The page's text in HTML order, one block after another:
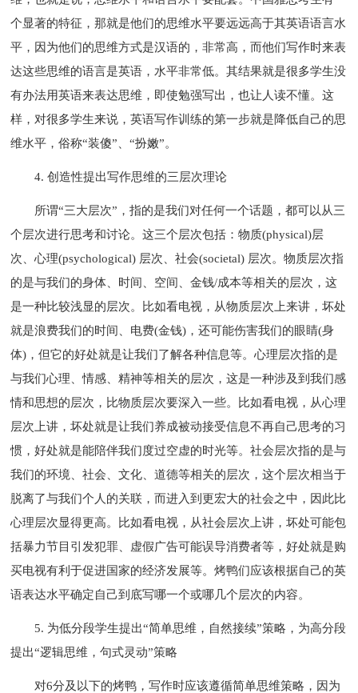
个显著的特征，那就是他们的思维水平要远远高于其英语语言水
平，因为他们的思维方式是汉语的，非常高，而他们写作时来表
达这些思维的语言是英语，水平非常低。其结果就是很多学生没
有办法用英语来表达思维，即使勉强写出，也让人读不懂。这
样，对很多学生来说，英语写作训练的第一步就是降低自己的思
维水平，俗称“装傻”、“扮嫩”。
4. 创造性提出写作思维的三层次理论
所谓“三大层次”，指的是我们对任何一个话题，都可以从三
个层次进行思考和讨论。这三个层次包括：物质(physical)层
次、心理(psychological) 层次、社会(societal) 层次。物质层次指
的是与我们的身体、时间、空间、金钱/成本等相关的层次，这
是一种比较浅显的层次。比如看电视，从物质层次上来讲，坏处
就是浪费我们的时间、电费(金钱)，还可能伤害我们的眼睛(身
体)，但它的好处就是让我们了解各种信息等。心理层次指的是
与我们心理、情感、精神等相关的层次，这是一种涉及到我们感
情和思想的层次，比物质层次要深入一些。比如看电视，从心理
层次上讲，坏处就是让我们养成被动接受信息不再自己思考的习
惯，好处就是能陪伴我们度过空虚的时光等。社会层次指的是与
我们的环境、社会、文化、道德等相关的层次，这个层次相当于
脱离了与我们个人的关联，而进入到更宏大的社会之中，因此比
心理层次显得更高。比如看电视，从社会层次上讲，坏处可能包
括暴力节目引发犯罪、虚假广告可能误导消费者等，好处就是购
买电视有利于促进国家的经济发展等。烤鸭们应该根据自己的英
语表达水平确定自己到底写哪一个或哪几个层次的内容。
5. 为低分段学生提出“简单思维，自然接续”策略，为高分段
提出“逻辑思维，句式灵动”策略
对6分及以下的烤鸭，写作时应该遵循简单思维策略，因为